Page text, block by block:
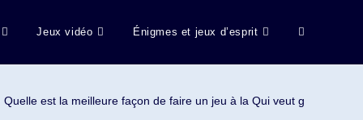
Jeux vidéo Énigmes et jeux d’esprit Toggle
website
Quelle est la meilleure façon de faire un jeu à la Qui veut gagner des